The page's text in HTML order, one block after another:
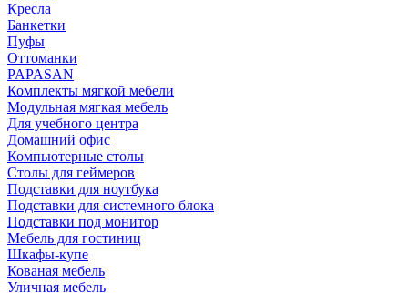
Кресла
Банкетки
Пуфы
Оттоманки
PAPASAN
Комплекты мягкой мебели
Модульная мягкая мебель
Для учебного центра
Домашний офис
Компьютерные столы
Столы для геймеров
Подставки для ноутбука
Подставки для системного блока
Подставки под монитор
Мебель для гостиниц
Шкафы-купе
Кованая мебель
Уличная мебель